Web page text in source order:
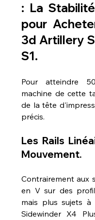
: La
pour
3d Artillery
S1.
Pour atteindre
machine de cette
de la tête
précis.
Les Rails
Mouvement.
Contrairement aux
en V sur des
mais plus sujets
Sidewinder X4